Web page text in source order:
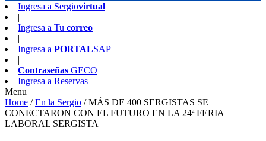
Ingresa a Sergiovirtual
|
Ingresa a Tu correo
|
Ingresa a PORTALSAP
|
Contraseñas GECO
Ingresa a Reservas
Menu
Home /En la Sergio /MÁS DE 400 SERGISTAS SE
CONECTARON CON EL FUTURO EN LA 24ª FERIA
LABORAL SERGISTA